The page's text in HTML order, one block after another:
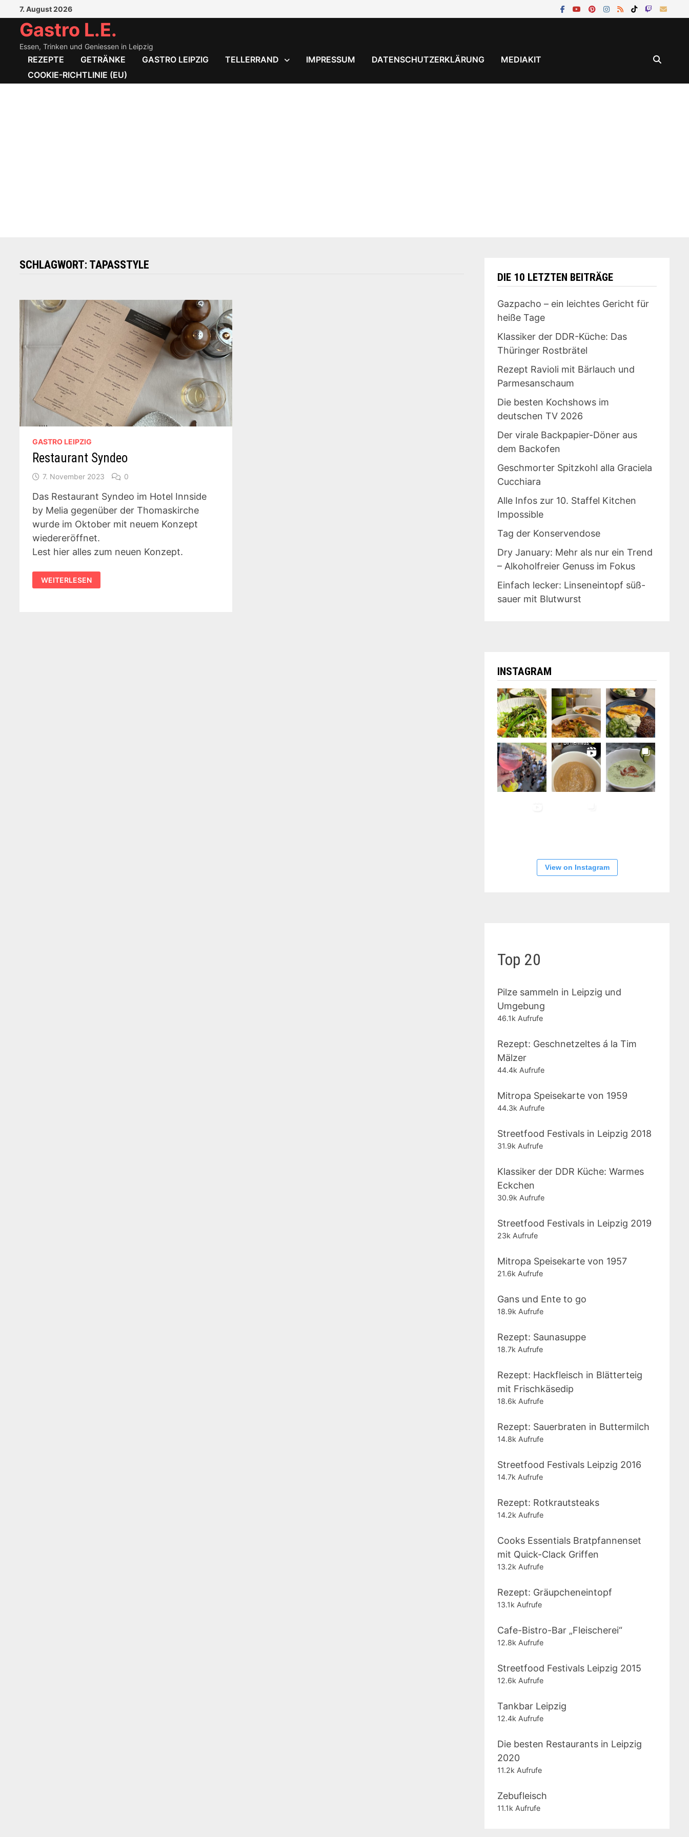
Inhalt
springen
7. August 2026
Gastro L.E.
Essen, Trinken und Geniessen in Leipzig
REZEPTE GETRÄNKE GASTRO LEIPZIG TELLERRAND IMPRESSUM DATENSCHUTZERKLÄRUNG
MEDIAKIT
COOKIE-RICHTLINIE (EU)
SCHLAGWORT: TAPASSTYLE
GASTRO LEIPZIG
Restaurant Syndeo
7. November 2023 0
Das Restaurant Syndeo im Hotel Innside
by Melia gegenüber der Thomaskirche
wurde im Oktober mit neuem Konzept
wiedereröffnet.
Lest hier alles zum neuen Konzept.
RESTAURANT
SYNDEO
WEITERLESEN
DIE 10 LETZTEN BEITRÄGE
Gazpacho – ein leichtes Gericht für
heiße Tage
Klassiker der DDR-Küche: Das
Thüringer Rostbrätel
Rezept Ravioli mit Bärlauch und
Parmesanschaum
Die besten Kochshows im
deutschen TV 2026
Der virale Backpapier-Döner aus
dem Backofen
Geschmorter Spitzkohl alla Graciela
Cucchiara
Alle Infos zur 10. Staffel Kitchen
Impossible
Tag der Konservendose
Dry January: Mehr als nur ein Trend
– Alkoholfreier Genuss im Fokus
Einfach lecker: Linseneintopf süß-
sauer mit Blutwurst
INSTAGRAM
View on Instagram
Top 20
Pilze sammeln in Leipzig und
Umgebung
46.1k Aufrufe
Rezept: Geschnetzeltes á la Tim
Mälzer
44.4k Aufrufe
Mitropa Speisekarte von 1959
44.3k Aufrufe
Streetfood Festivals in Leipzig 2018
31.9k Aufrufe
Klassiker der DDR Küche: Warmes
Eckchen
30.9k Aufrufe
Streetfood Festivals in Leipzig 2019
23k Aufrufe
Mitropa Speisekarte von 1957
21.6k Aufrufe
Gans und Ente to go
18.9k Aufrufe
Rezept: Saunasuppe
18.7k Aufrufe
Rezept: Hackfleisch in Blätterteig
mit Frischkäsedip
18.6k Aufrufe
Rezept: Sauerbraten in Buttermilch
14.8k Aufrufe
Streetfood Festivals Leipzig 2016
14.7k Aufrufe
Rezept: Rotkrautsteaks
14.2k Aufrufe
Cooks Essentials Bratpfannenset
mit Quick-Clack Griffen
13.2k Aufrufe
Rezept: Gräupcheneintopf
13.1k Aufrufe
Cafe-Bistro-Bar „Fleischerei“
12.8k Aufrufe
Streetfood Festivals Leipzig 2015
12.6k Aufrufe
Tankbar Leipzig
12.4k Aufrufe
Die besten Restaurants in Leipzig
2020
11.2k Aufrufe
Zebufleisch
11.1k Aufrufe